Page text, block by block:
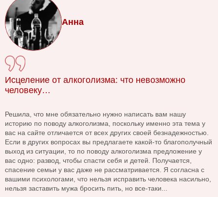
Анна
Исцеление от алкоголизма: что невозможно
человеку…
Решила, что мне обязательно нужно написать вам нашу
историю по поводу алкоголизма, поскольку именно эта тема у
вас на сайте отличается от всех других своей безнадежностью.
Если в других вопросах вы предлагаете какой-то благополучный
выход из ситуации, то по поводу алкоголизма предложение у
вас одно: развод, чтобы спасти себя и детей. Получается,
спасение семьи у вас даже не рассматривается. Я согласна с
вашими психологами, что нельзя исправить человека насильно,
нельзя заставить мужа бросить пить, но все-таки...